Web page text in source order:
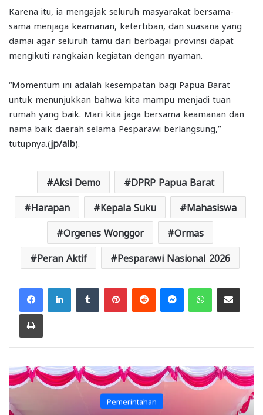
Karena itu, ia mengajak seluruh masyarakat bersama-
sama menjaga keamanan, ketertiban, dan suasana yang
damai agar seluruh tamu dari berbagai provinsi dapat
mengikuti rangkaian kegiatan dengan nyaman.
“Momentum ini adalah kesempatan bagi Papua Barat
untuk menunjukkan bahwa kita mampu menjadi tuan
rumah yang baik. Mari kita jaga bersama keamanan dan
nama baik daerah selama Pesparawi berlangsung,”
tutupnya.(jp/alb).
Aksi Demo DPRP Papua Barat
Harapan Kepala Suku Mahasiswa
Orgenes Wonggor Ormas
Peran Aktif Pesparawi Nasional 2026
FacebookLinkedInTumblr PinterestReddit MessengerWhatsAppShare via Email
Print
Pemerintahan